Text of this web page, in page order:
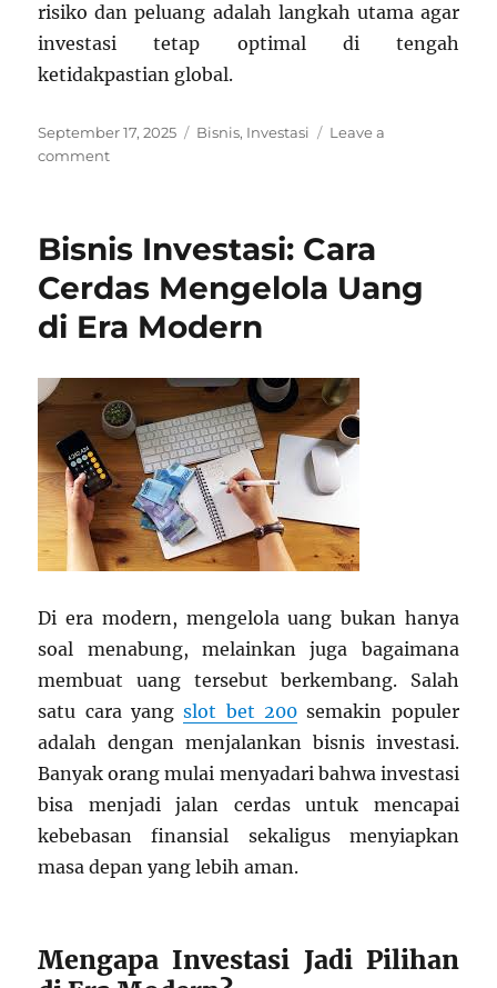
risiko dan peluang adalah langkah utama agar
investasi tetap optimal di tengah
ketidakpastian global.
Posted
on
September 17, 2025 Categories
Bisnis, Investasi
Leave a
commenton
2025:
Jadi
Kunci
Keamanan
Bisnis Investasi: Cara
Cerdas Mengelola Uang
di Era Modern
Di era modern, mengelola uang bukan hanya
soal menabung, melainkan juga bagaimana
membuat uang tersebut berkembang. Salah
satu cara yangslot bet 200semakin populer
adalah dengan menjalankan bisnis investasi.
Banyak orang mulai menyadari bahwa investasi
bisa menjadi jalan cerdas untuk mencapai
kebebasan finansial sekaligus menyiapkan
masa depan yang lebih aman.
Mengapa Investasi Jadi Pilihan